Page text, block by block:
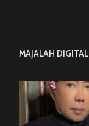
MAJALAH DIGITAL